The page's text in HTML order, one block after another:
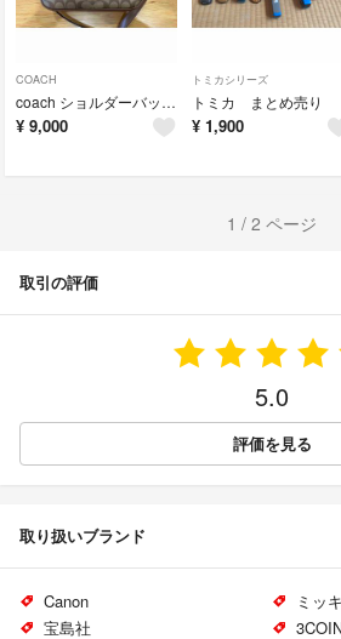
COACH
coach ショルダーバッグ 美品
¥ 9,000
トミカシリーズ
トミカ まとめ売り
¥ 1,900
1 / 2 ページ
取引の評価
5.0
評価を見る
取り扱いブランド
Canon
ミッ
宝島社